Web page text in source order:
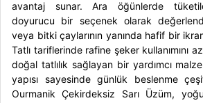
avantaj sunar. Ara öğünlerde
doyurucu bir seçenek olarak
veya bitki çaylarının yanında hafif bir
Tatlı tariflerinde rafine şeker kullanımını
doğal tatlılık sağlayan bir yardımcı
yapısı sayesinde günlük beslenme
Ourmanik Çekirdeksiz Sarı Üzüm,